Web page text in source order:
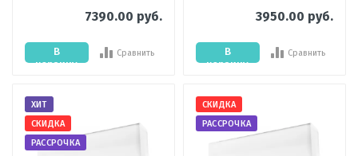
7390.00 руб.
В
корзину
Сравнить
3950.00 руб.
В
корзину
Сравнить
ХИТ
СКИДКА
РАССРОЧКА
СКИДКА
РАССРОЧКА